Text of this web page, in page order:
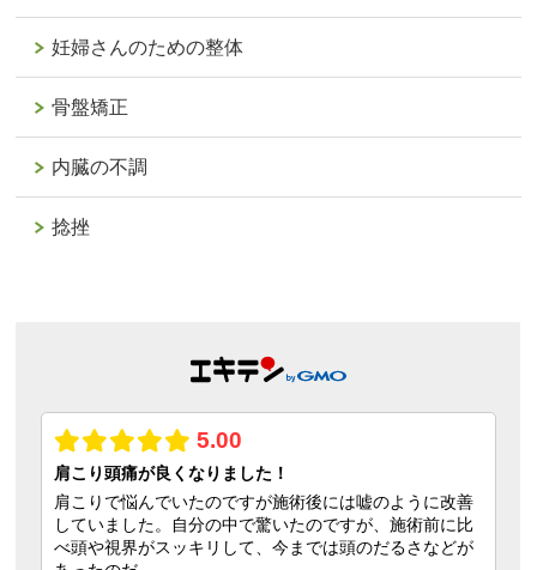
妊婦さんのための整体
骨盤矯正
内臓の不調
捻挫